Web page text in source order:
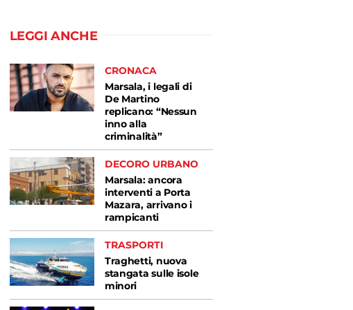
LEGGI ANCHE
CRONACA
Marsala, i legali di
De Martino
replicano: “Nessun
inno alla
criminalità”
DECORO URBANO
Marsala: ancora
interventi a Porta
Mazara, arrivano i
rampicanti
TRASPORTI
Traghetti, nuova
stangata sulle isole
minori